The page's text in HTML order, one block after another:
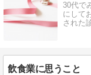
30代で
にして
された
飲食業に思うこと